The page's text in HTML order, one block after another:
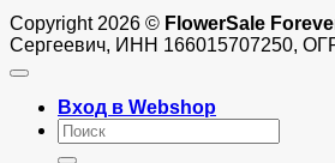
Copyright 2026 © FlowerSale
Сергеевич, ИНН 166015707250,
Вход в Webshop
Искать: